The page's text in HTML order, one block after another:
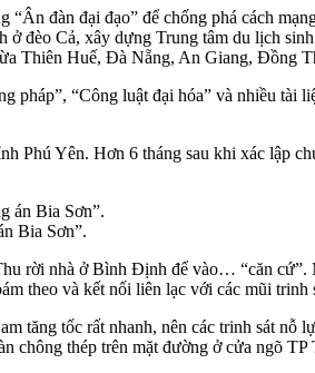
“Ân đàn đại đạo” để chống phá cách
đèo Cả, xây dựng Trung tâm du lịch
Thiên Huế, Đà Nẵng, An Giang,
“Công luật đại hóa” và nhiều tài
Phú Yên. Hơn 6 tháng sau khi xác lập
Bia Sơn”.
rời nhà ở Bình Định để vào… “căn
theo và kết nối liên lạc với các mũi
tăng tốc rất nhanh, nên các trinh sát nỗ
chông thép trên mặt đường ở cửa ngõ TP